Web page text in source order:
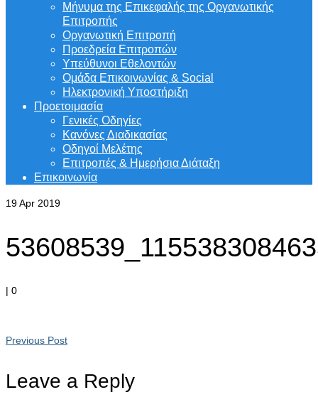
Μήνυμα της Επικεφαλής της Οργανωτικής
Επιτροπής
Οργανωτική Επιτροπή
Προεδρεία Επιτροπών
Υπεύθυνοι Εθελοντών
Ομάδα Επικοινωνίας & Social
Ηλεκτρονική Υποστήριξη
Προετοιμασία
Γενικές Οδηγίες
Κανόνες Διαδικασίας
Οδηγοί Μελέτης
Επιτροπές & Ημερήσια Διάταξη
Επικοινωνία
19Apr 2019
| 0
Previous Post
Leave a Reply